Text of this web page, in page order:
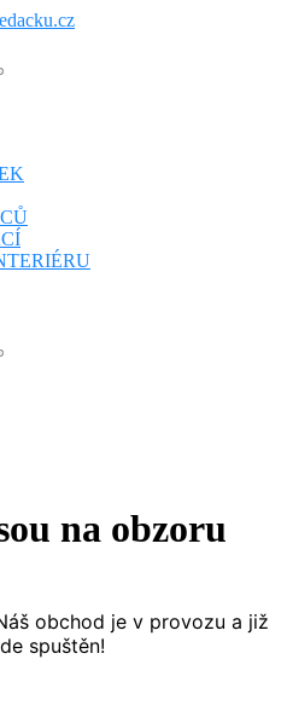
na obzoru
obchod je v provozu a již
spuštěn!